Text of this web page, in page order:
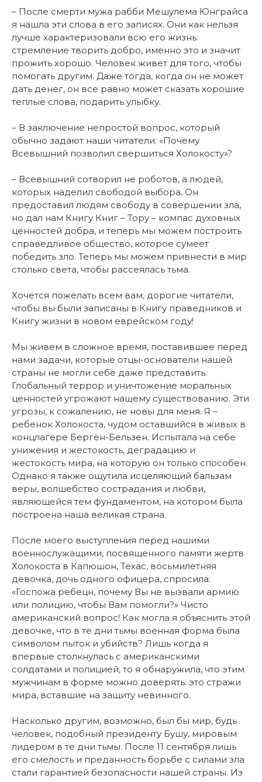
– После смерти мужа рабби Мешулема Юнграйса
я нашла эти слова в его записях. Они как нельзя
лучше характеризовали всю его жизнь:
стремление творить добро, именно это и значит
прожить хорошо. Человек живет для того, чтобы
помогать другим. Даже тогда, когда он не может
дать денег, он все равно может сказать хорошие
теплые слова, подарить улыбку.
– В заключение непростой вопрос, который
обычно задают наши читатели: «Почему
Всевышний позволил свершиться Холокосту»?
– Всевышний сотворил не роботов, а людей,
которых наделил свободой выбора. Он
предоставил людям свободу в совершении зла,
но дал нам Книгу Книг – Тору – компас духовных
ценностей добра, и теперь мы можем построить
справедливое общество, которое сумеет
победить зло. Теперь мы можем привнести в мир
столько света, чтобы рассеялась тьма.
Хочется пожелать всем вам, дорогие читатели,
чтобы вы были записаны в Книгу праведников и
Книгу жизни в новом еврейском году!
Мы живем в сложное время, поставившее перед
нами задачи, которые отцы-основатели нашей
страны не могли себе даже представить.
Глобальный террор и уничтожение моральных
ценностей угрожают нашему существованию. Эти
угрозы, к сожалению, не новы для меня. Я –
ребенок Холокоста, чудом оставшийся в живых в
концлагере Берген-Бельзен. Испытала на себе
унижения и жестокость, деградацию и
жестокость мира, на которую он только способен.
Однако я также ощутила исцеляющий бальзам
веры, волшебство сострадания и любви,
являющейся тем фундаментом, на котором была
построена наша великая страна.
После моего выступления перед нашими
военнослужащими, посвященного памяти жертв
Холокоста в Капюшон, Техас, восьмилетняя
девочка, дочь одного офицера, спросила:
«Госпожа ребецн, почему Вы не вызвали армию
или полицию, чтобы Вам помогли?» Чисто
американский вопрос! Как могла я объяснить этой
девочке, что в те дни тьмы военная форма была
символом пыток и убийств? Лишь когда я
впервые столкнулась с американскими
солдатами и полицией, то я обнаружила, что этим
мужчинам в форме можно доверять: это стражи
мира, вставшие на защиту невинного.
Насколько другим, возможно, был бы мир, будь
человек, подобный президенту Бушу, мировым
лидером в те дни тьмы. После 11 сентября лишь
его смелость и преданность борьбе с силами зла
стали гарантией безопасности нашей страны. Из